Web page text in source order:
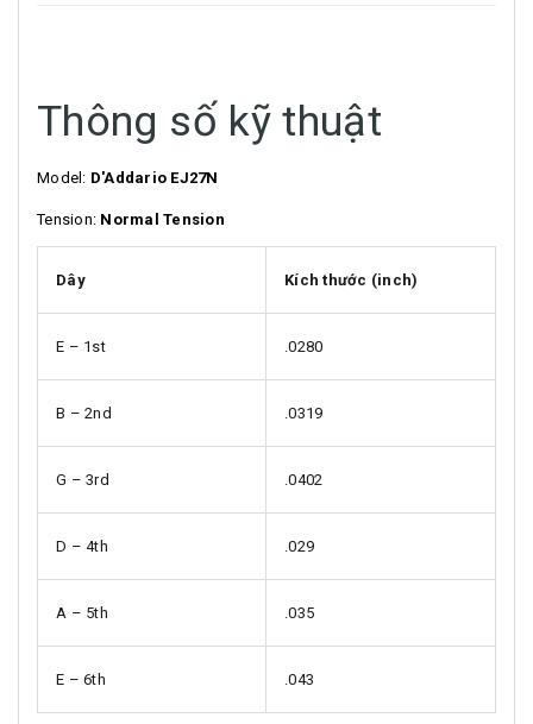
Thông số kỹ thuật
Model: D'Addario EJ27N
Tension: Normal Tension
Dây Kích thước (inch)
E – 1st .0280
B – 2nd .0319
G – 3rd .0402
D – 4th .029
A – 5th .035
E – 6th .043